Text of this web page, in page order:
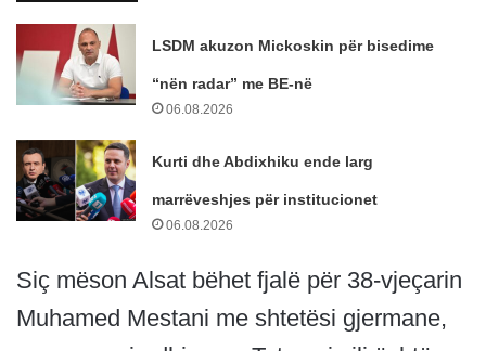
LSDM akuzon Mickoskin për bisedime
“nën radar” me BE-në
06.08.2026
Kurti dhe Abdixhiku ende larg
marrëveshjes për institucionet
06.08.2026
Siç mëson Alsat bëhet fjalë për 38-vjeçarin
Muhamed Mestani me shtetësi gjermane,